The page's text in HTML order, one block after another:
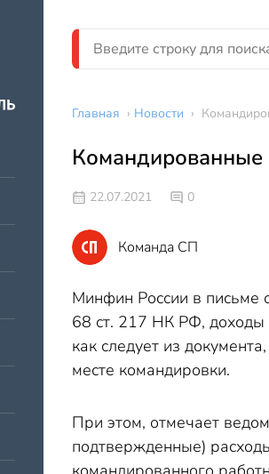
Главная › Новости ›
Командированные
22.07.2021 0
Команда СП
Минфин России в письме
68 ст. 217 НК РФ, доходы
как следует из
месте командировки.
При этом, отмечает
подтвержденные)